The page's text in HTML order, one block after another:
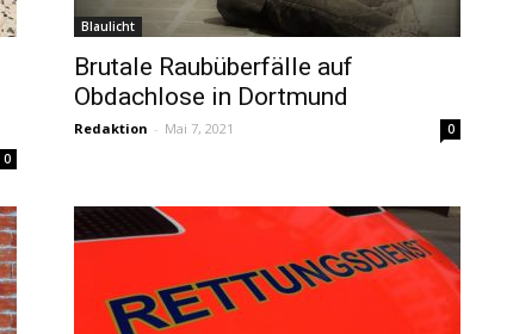
0
Blaulicht
Brutale Raubüberfälle auf
Obdachlose in Dortmund
Redaktion - Mai 7, 2021 0